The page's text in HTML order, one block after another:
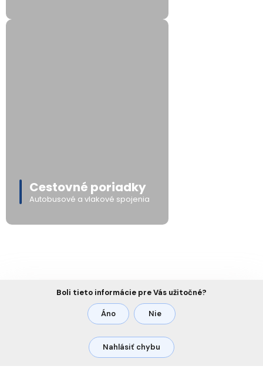
Cestovné poriadky
Autobusové a vlakové spojenia
Boli tieto informácie pre Vás užitočné?
Áno Nie
Nahlásiť chybu